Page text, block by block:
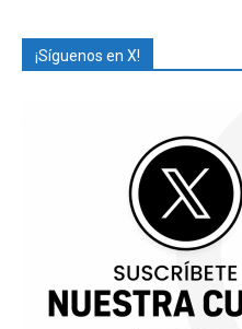
¡Síguenos en X!